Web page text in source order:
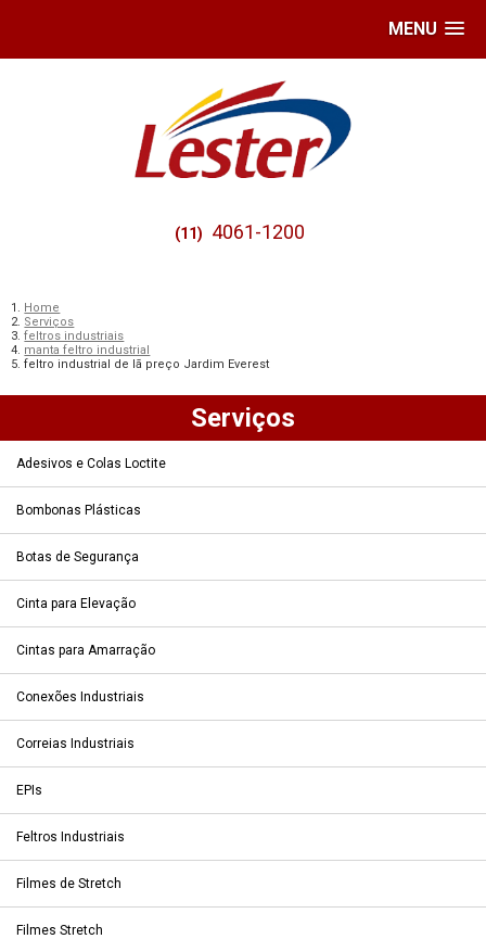
MENU
(11) 4061-1200
Home
Serviços
feltros industriais
manta feltro industrial
feltro industrial de lã preço Jardim Everest
Serviços
Adesivos e Colas Loctite
Bombonas Plásticas
Botas de Segurança
Cinta para Elevação
Cintas para Amarração
Conexões Industriais
Correias Industriais
EPIs
Feltros Industriais
Filmes de Stretch
Filmes Stretch